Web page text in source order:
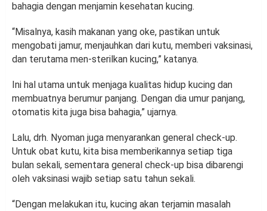
bahagia dengan menjamin kesehatan kucing.
“Misalnya, kasih makanan yang oke, pastikan untuk
mengobati jamur, menjauhkan dari kutu, memberi vaksinasi,
dan terutama men-sterilkan kucing,” katanya.
Ini hal utama untuk menjaga kualitas hidup kucing dan
membuatnya berumur panjang. Dengan dia umur panjang,
otomatis kita juga bisa bahagia,” ujarnya.
Lalu, drh. Nyoman juga menyarankan general check-up.
Untuk obat kutu, kita bisa memberikannya setiap tiga
bulan sekali, sementara general check-up bisa dibarengi
oleh vaksinasi wajib setiap satu tahun sekali.
“Dengan melakukan itu, kucing akan terjamin masalah